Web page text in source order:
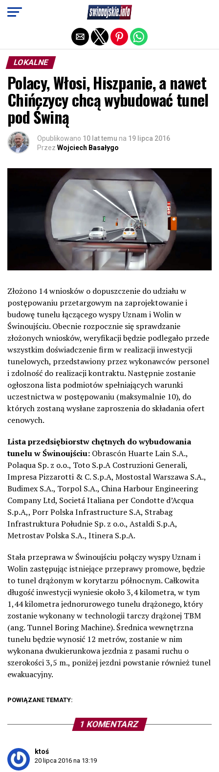
LOKALNE
Polacy, Włosi, Hiszpanie, a nawet
Chińczycy chcą wybudować tunel
pod Świną
Opublikowano 10 lat temu na 19 lipca 2016
Przez Wojciech Basałygo
Złożono 14 wniosków o dopuszczenie do udziału w
postępowaniu przetargowym na zaprojektowanie i
budowę tunelu łączącego wyspy Uznam i Wolin w
Świnoujściu. Obecnie rozpocznie się sprawdzanie
złożonych wniosków, weryfikacji będzie podlegało przede
wszystkim doświadczenie firm w realizacji inwestycji
tunelowych, przedstawiony przez wykonawców personel
i zdolność do realizacji kontraktu. Następnie zostanie
ogłoszona lista podmiotów spełniających warunki
uczestnictwa w postępowaniu (maksymalnie 10), do
których zostaną wysłane zaproszenia do składania ofert
cenowych.
Lista przedsiębiorstw chętnych do wybudowania
tunelu w Świnoujściu: Obrascón Huarte Lain S.A.,
Polaqua Sp. z o.o., Toto S.p.A Costruzioni Generali,
Impresa Pizzarotti & C. S.p.A, Mostostal Warszawa S.A.,
Budimex S.A., Torpol S.A., China Harbour Engineering
Company Ltd, Societá Italiana per Condotte d’Acqua
S.p.A,, Porr Polska Infrastructure S.A, Strabag
Infrastruktura Południe Sp. z o.o., Astaldi S.p.A,
Metrostav Polska S.A., Itinera S.p.A.
Stała przeprawa w Świnoujściu połączy wyspy Uznam i
Wolin zastępując istniejące przeprawy promowe, będzie
to tunel drążonym w korytarzu północnym. Całkowita
długość inwestycji wyniesie około 3,4 kilometra, w tym
1,44 kilometra jednorurowego tunelu drążonego, który
zostanie wykonany w technologii tarczy drążonej TBM
(ang. Tunnel Boring Machine). Średnica wewnętrzna
tunelu będzie wynosić 12 metrów, zostanie w nim
wykonana dwukierunkowa jezdnia z pasami ruchu o
szerokości 3,5 m., poniżej jezdni powstanie również tunel
ewakuacyjny.
POWIĄZANE TEMATY:
1 KOMENTARZ
ktoś
20 lipca 2016 na 13:19
Exit mobile version